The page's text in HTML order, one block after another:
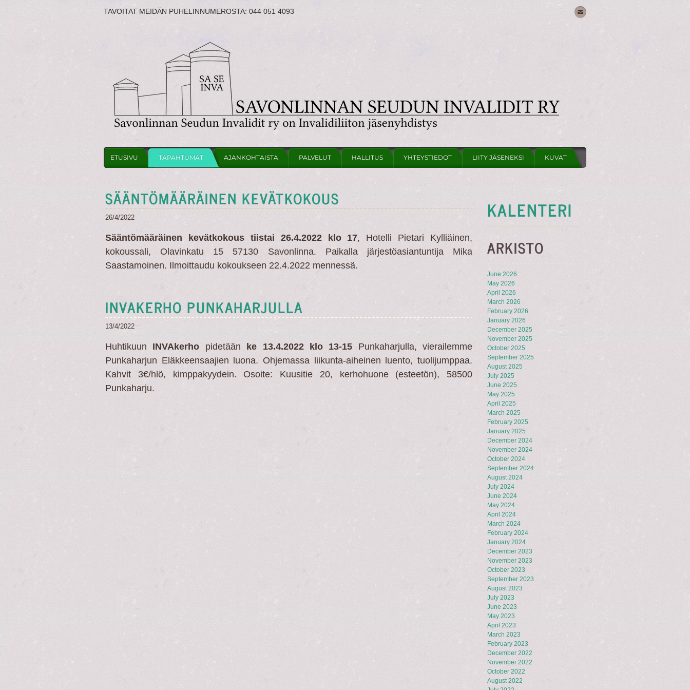
TAVOITAT MEIDÄN PUHELINNUMEROSTA: 044 051 4093
ETUSIVU TAPAHTUMAT AJANKOHTAISTA PALVELUT HALLITUS YHTEYSTIEDOT LIITY JÄSENEKSI KUVAT
SÄÄNTÖMÄÄRÄINEN KEVÄTKOKOUS
26/4/2022
Sääntömääräinen kevätkokous tiistai 26.4.2022 klo 17, Hotelli Pietari Kylliäinen,
kokoussali, Olavinkatu 15 57130 Savonlinna. Paikalla järjestöasiantuntija Mika
Saastamoinen. Ilmoittaudu kokoukseen 22.4.2022 mennessä.
INVAKERHO PUNKAHARJULLA
13/4/2022
Huhtikuun INVAkerho pidetään ke 13.4.2022 klo 13-15 Punkaharjulla, vierailemme
Punkaharjun Eläkkeensaajien luona. Ohjemassa liikunta-aiheinen luento, tuolijumppaa.
Kahvit 3€/hlö, kimppakyydein. Osoite: Kuusitie 20, kerhohuone (esteetön), 58500
Punkaharju.
KALENTERI
ARKISTO
June 2026
May 2026
April 2026
March 2026
February 2026
January 2026
December 2025
November 2025
October 2025
September 2025
August 2025
July 2025
June 2025
May 2025
April 2025
March 2025
February 2025
January 2025
December 2024
November 2024
October 2024
September 2024
August 2024
July 2024
June 2024
May 2024
April 2024
March 2024
February 2024
January 2024
December 2023
November 2023
October 2023
September 2023
August 2023
July 2023
June 2023
May 2023
April 2023
March 2023
February 2023
December 2022
November 2022
October 2022
August 2022